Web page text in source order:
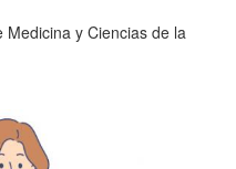
y Ciencias de la